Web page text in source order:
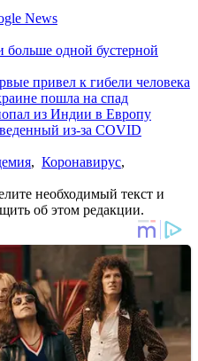
News
одной бустерной
привел к гибели человека
пошла на спад
из Индии в Европу
из-за COVID
, Коронавирус,
необходимый текст и
об этом редакции.